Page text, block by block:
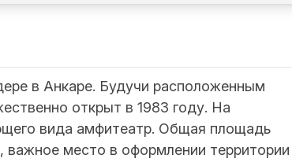
в Анкаре. Будучи расположенным
открыт в 1983 году. На
вида амфитеатр. Общая площадь
важное место в оформлении территории